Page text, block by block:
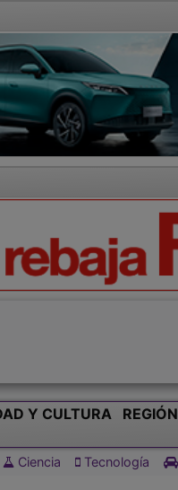
Y CULTURA REGIÓN
Ciencia Tecnología